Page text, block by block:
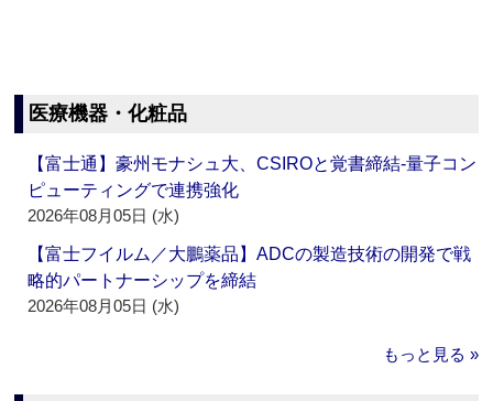
医療機器・化粧品
【富士通】豪州モナシュ大、CSIROと覚書締結‐量子コン
ピューティングで連携強化
2026年08月05日 (水)
【富士フイルム／大鵬薬品】ADCの製造技術の開発で戦
略的パートナーシップを締結
2026年08月05日 (水)
もっと見る »